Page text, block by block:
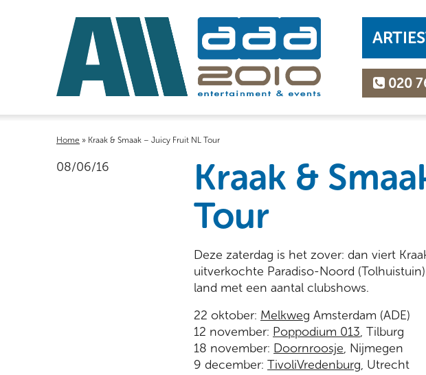
020
Home » Kraak & Smaak – Juicy Fruit NL Tour
08/06/16
Kraak &
Tour
Deze zaterdag is het zover: dan viert
uitverkochte Paradiso-Noord
land met een aantal clubshows.
22 oktober: Melkweg Amsterdam (ADE)
12 november: Poppodium 013, Tilburg
18 november: Doornroosje, Nijmegen
9 december: TivoliVredenburg, Utrecht